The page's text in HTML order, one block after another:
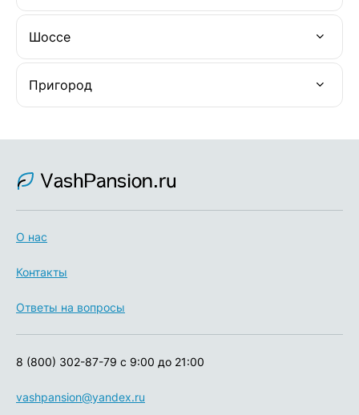
Шоссе
Пригород
О нас
Контакты
Ответы на вопросы
vashpansion@yandex.ru
8 (800) 302-87-79 с 9:00 до 21:00